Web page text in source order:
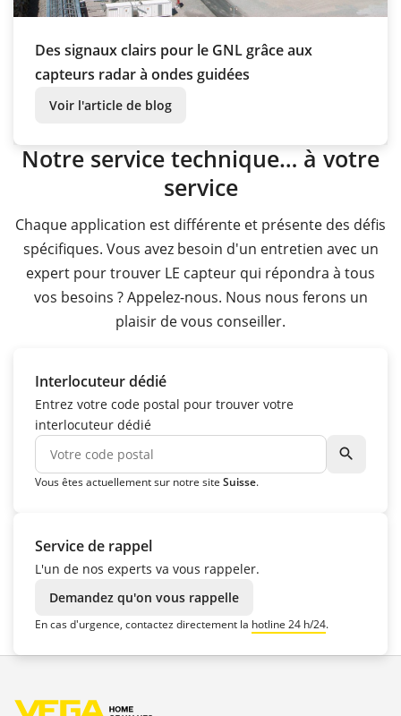
Des signaux clairs pour le GNL grâce aux
capteurs radar à ondes guidées
Voir l'article de blog
Notre service technique… à votre
service
Chaque application est différente et présente des défis
spécifiques. Vous avez besoin d'un entretien avec un
expert pour trouver LE capteur qui répondra à tous
vos besoins ? Appelez-nous. Nous nous ferons un
plaisir de vous conseiller.
Interlocuteur dédié
Entrez votre code postal pour trouver votre
interlocuteur dédié
search
Vous êtes actuellement sur notre site Suisse.
Service de rappel
L'un de nos experts va vous rappeler.
Demandez qu'on vous rappelle
En cas d'urgence, contactez directement la hotline 24 h/24.